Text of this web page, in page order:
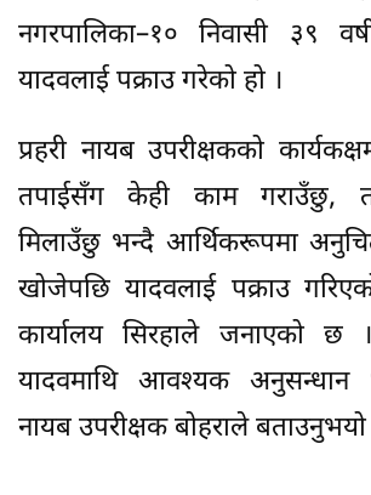
नगरपालिका–१० निवासी ३९
यादवलाई पक्राउ गरेको हो ।
प्रहरी नायब उपरीक्षकको
तपाईसँग केही काम गराउँछु,
मिलाउँछु भन्दै आर्थिकरूपमा अनुचित
खोजेपछि यादवलाई पक्राउ
कार्यालय सिरहाले जनाएको छ
यादवमाथि आवश्यक अनुसन्धान
नायब उपरीक्षक बोहराले बताउनुभयो